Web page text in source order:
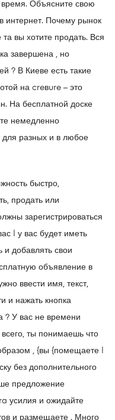
время. Объясните свою
интернет. Почему рынок
та вы хотите продать. Вся
завершена , но
? В Киеве есть такие
на creвure – это
На бесплатной доске
немедленно
для разных и в любое
быстро,
продать или
зарегистрироваться
| у вас будет иметь
и добавлять свои
объявление в
ввести имя, текст,
и нажать кнопка
? У вас не времени
всего, ты понимаешь что
, {вы {помещаете |
без дополнительного
предложение
усилия и ожидайте
и размещаете . Много